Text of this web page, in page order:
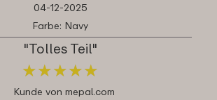
04-12-2025
Farbe: Navy
"Tolles Teil"
★★★★★
★★★★★
Kunde von mepal.com